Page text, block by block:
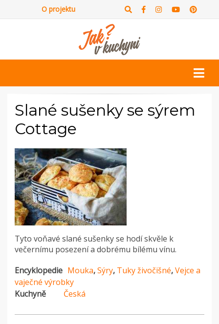
O projektu
Slané sušenky se sýrem
Cottage
Tyto voňavé slané sušenky se hodí skvěle k
večernímu posezení a dobrému bílému vínu.
Encyklopedie Mouka,Sýry, Tuky živočišné,Vejce a
vaječné výrobky
Kuchyně
Česká